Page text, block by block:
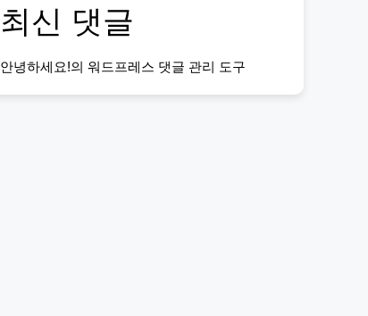
최신 댓글
안녕하세요!의 워드프레스 댓글 관리 도구